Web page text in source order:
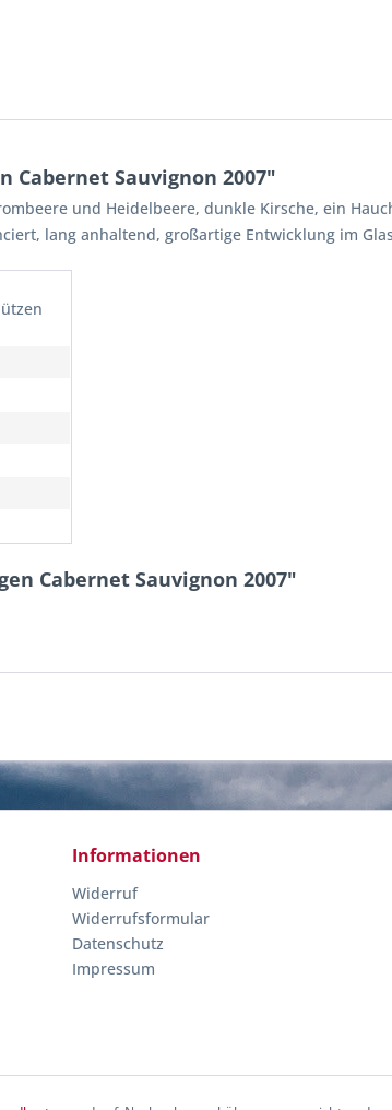
Sauvignon 2007"
und Heidelbeere, dunkle Kirsche, ein
lang anhaltend, großartige Entwicklung im Glas
Cabernet Sauvignon 2007"
Informationen
Widerruf
Widerrufsformular
Datenschutz
Impressum